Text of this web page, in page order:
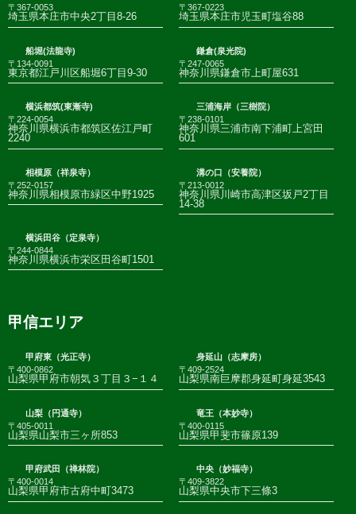
〒367-0053
埼玉県本庄市中央2丁目8-26
〒367-0223
埼玉県本庄市児玉町塩谷88
船堀(法龍寺)
〒134-0091
東京都江戸川区船堀6丁目9-30
鎌倉(泉光院)
〒247-0065
神奈川県鎌倉市上町屋631
横浜都筑(東漸寺)
〒224-0054
神奈川県横浜市都筑区佐江戸町
2240
三浦海岸（三樹院）
〒238-0101
神奈川県三浦市南下浦町上宮田
601
相模原（祥泉寺）
〒252-0157
神奈川県相模原市緑区中野1925
溝の口（安養院）
〒213-0012
神奈川県川崎市高津区坂戸2丁目
14-38
横浜田谷（定泉寺）
〒244-0844
神奈川県横浜市栄区田谷町1501
甲信エリア
甲府東（光正寺）
〒400-0862
山梨県甲府市朝気３丁目３−１４
身延山（志摩房）
〒409-2524
山梨県南巨摩郡身延町身延3543
山梨（円通寺）
〒405-0011
山梨県山梨市三ヶ所853
竜王（本妙寺）
〒400-0115
山梨県甲斐市篠原139
甲府武田（禅林院）
〒400-0014
山梨県甲府市古府中町3473
中央（妙福寺）
〒409-3822
山梨県中央市下三條3